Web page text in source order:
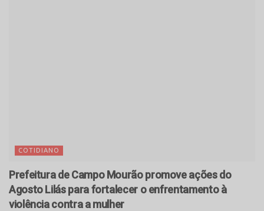
COTIDIANO
Prefeitura de Campo Mourão promove ações do
Agosto Lilás para fortalecer o enfrentamento à
violência contra a mulher